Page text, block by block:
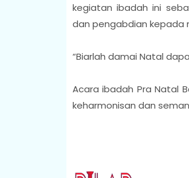
kegiatan ibadah ini
dan pengabdian kepada
“Biarlah damai Natal
Acara ibadah Pra Natal
keharmonisan dan